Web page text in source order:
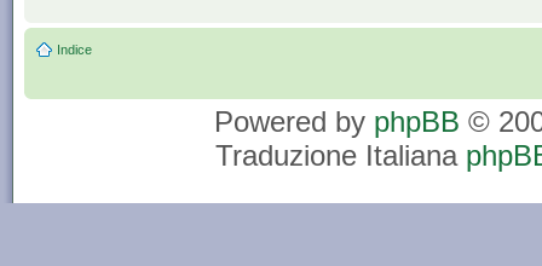
Indice
Powered by phpBB ©
Traduzione Italiana